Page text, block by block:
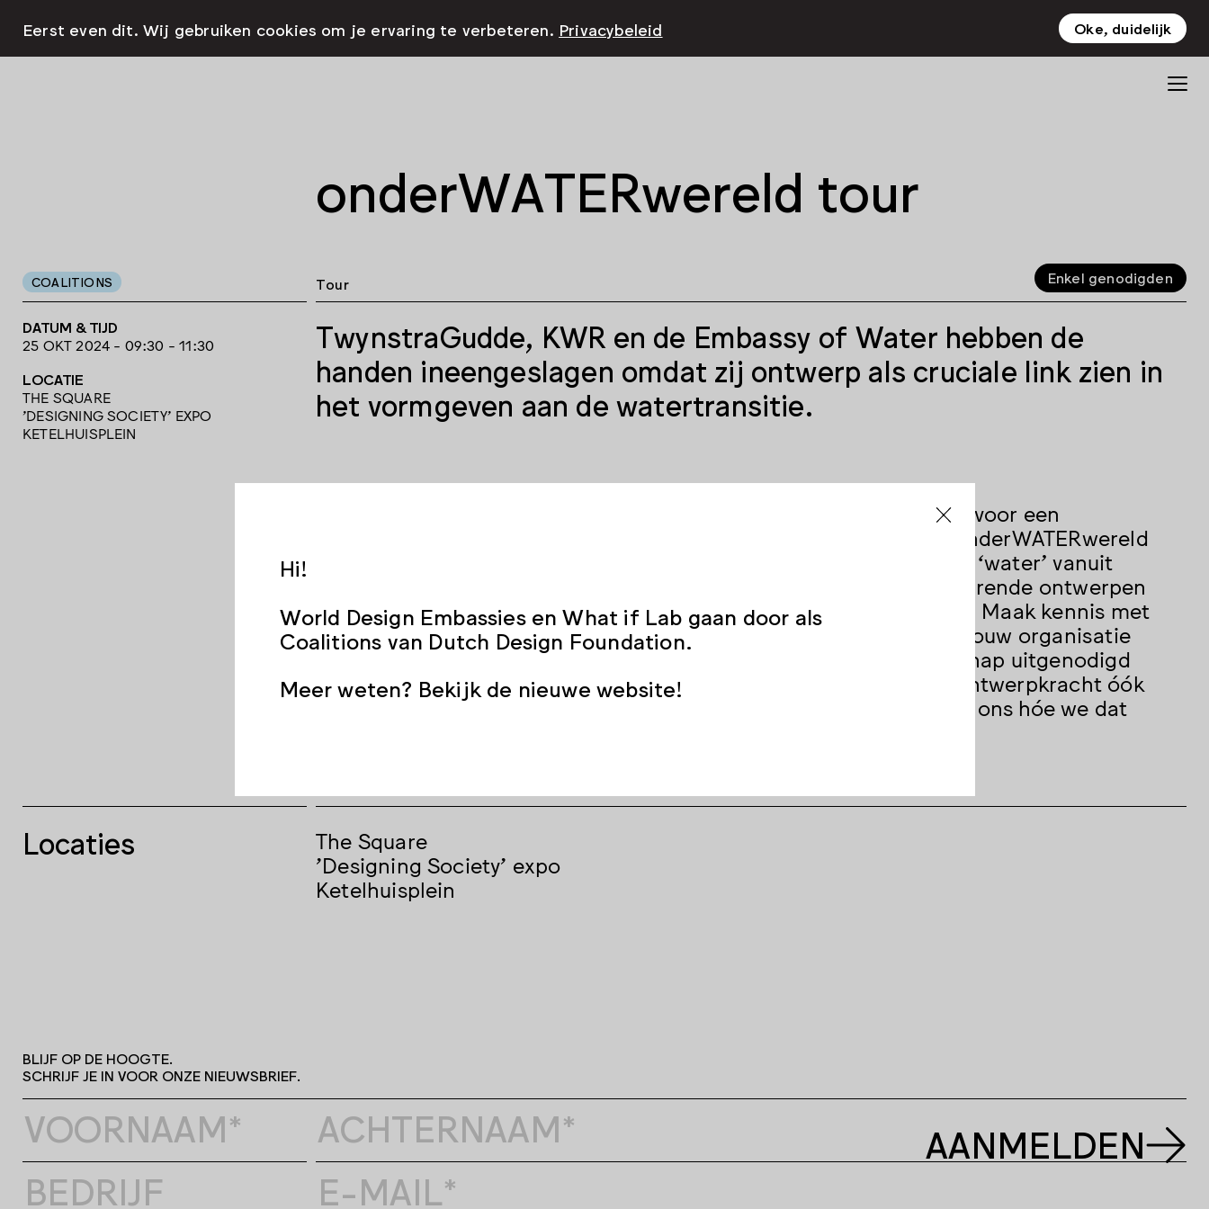
NL EN
onderWATERwereld tour
COALITIONS
DATUM & TIJD
25 OKT 2024 - 09:30 - 11:30
LOCATIE
THE SQUARE
'DESIGNING SOCIETY' EXPO
KETELHUISPLEIN
Tour Enkel genodigden
TwynstraGudde, KWR en de Embassy of Water hebben de
handen ineengeslagen omdat zij ontwerp als cruciale link zien in
het vormgeven aan de watertransitie.
Op vrijdag 25 oktober nodigen wij je daarom voor openingstijd uit voor een
personaliseerde tour langs toonaangevende waterprojecten: de onderWATERwereld
tour. Tijdens deze exclusieve tour op de Dutch Design Week leer je ‘water’ vanuit
een ander perspectief te bekijken. Laat je meevoeren langs inspirerende ontwerpen
die antwoord geven op de grote wateropgaves waarvoor wij staan. Maak kennis met
wat de veranderkracht van kunst en ontwerp kan betekenen voor jouw organisatie
en gezamenlijke wateruitdagingen. We hebben een select gezelschap uitgenodigd
van invloedrijke veranderaars in de watersector. Wij geloven dat ontwerpkracht óók
de watertransitie in versnelling kan brengen. Verken je samen met ons hóe we dat
Locaties
The Square
'Designing Society' expo
Ketelhuisplein
Eerst even dit. Wij gebruiken cookies om je ervaring te verbeteren. Privacybeleid Oke, duidelijk
Hi!
World Design Embassies en What if Lab gaan door als
Coalitions van Dutch Design Foundation.
Meer weten? Bekijk de nieuwe website!
BLIJF OP DE HOOGTE.
SCHRIJF JE IN VOOR ONZE NIEUWSBRIEF.
AANMELDEN